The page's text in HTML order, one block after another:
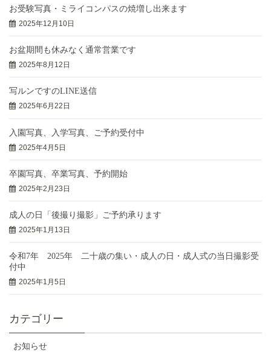
お受験写真・ミライコンパスの焼増し出来ます
2025年12月10日
お盆期間も休みなく通常営業です
2025年8月12日
写ルンですのLINE送信
2025年6月22日
入園写真、入学写真、ご予約受付中
2025年4月5日
卒園写真、卒業写真、予約開始
2025年2月23日
成人の日「後撮り撮影」ご予約承ります
2025年1月13日
令和7年 2025年 二十歳の集い・成人の日・成人式の当日撮影受
付中
2025年1月5日
カテゴリー
お知らせ